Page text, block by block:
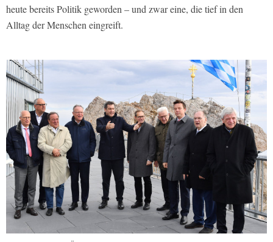
heute bereits Politik geworden – und zwar eine, die tief in den
Alltag der Menschen eingreift.